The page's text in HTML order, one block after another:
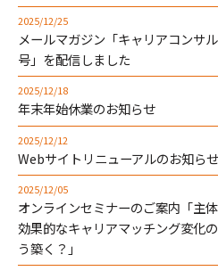
2025/12/25
メールマガジン「キャリアコンサ
号」を配信しました
2025/12/18
年末年始休業のお知らせ
2025/12/12
Webサイトリニューアルのお知ら
2025/12/05
オンラインセミナーのご案内「主
効果的なキャリアマッチング変化
う築く？」